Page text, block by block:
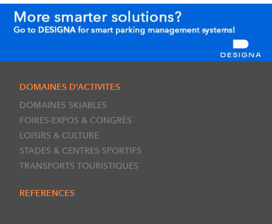
DOMAINES D’ACTIVITES
DOMAINES SKIABLES
FOIRES-EXPOS & CONGRÈS
LOISIRS & CULTURE
STADES & CENTRES SPORTIFS
TRANSPORTS TOURISTIQUES
REFERENCES